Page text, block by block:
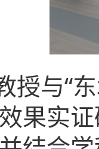
授与“
果实